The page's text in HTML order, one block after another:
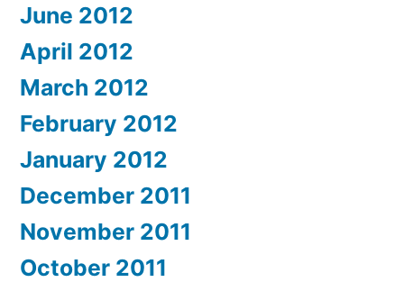
June 2012
April 2012
March 2012
February 2012
January 2012
December 2011
November 2011
October 2011